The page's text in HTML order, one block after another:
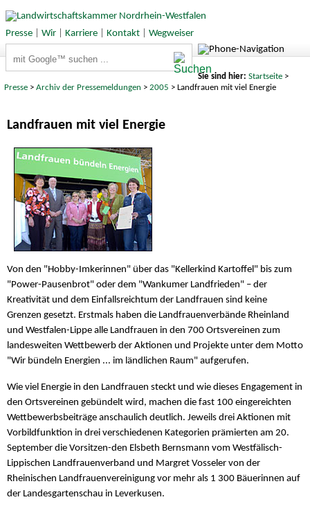
Presse| Wir| Karriere| Kontakt| Wegweiser
Sie sind hier: Startseite>
Presse >Archiv der Pressemeldungen > 2005 > Landfrauen mit viel Energie
Landfrauen mit viel Energie
Von den "Hobby-Imkerinnen" über das "Kellerkind Kartoffel" bis zum
"Power-Pausenbrot" oder dem "Wankumer Landfrieden" – der
Kreativität und dem Einfallsreichtum der Landfrauen sind keine
Grenzen gesetzt. Erstmals haben die Landfrauenverbände Rheinland
und Westfalen-Lippe alle Landfrauen in den 700 Ortsvereinen zum
landesweiten Wettbewerb der Aktionen und Projekte unter dem Motto
"Wir bündeln Energien ... im ländlichen Raum" aufgerufen.
Wie viel Energie in den Landfrauen steckt und wie dieses Engagement in
den Ortsvereinen gebündelt wird, machen die fast 100 eingereichten
Wettbewerbsbeiträge anschaulich deutlich. Jeweils drei Aktionen mit
Vorbildfunktion in drei verschiedenen Kategorien prämierten am 20.
September die Vorsitzen-den Elsbeth Bernsmann vom Westfälisch-
Lippischen Landfrauenverband und Margret Vosseler von der
Rheinischen Landfrauenvereinigung vor mehr als 1 300 Bäuerinnen auf
der Landesgartenschau in Leverkusen.